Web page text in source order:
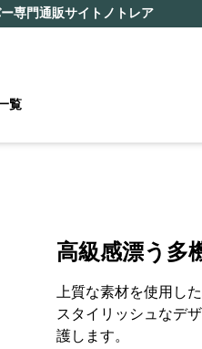
専門通販サイト ノトレア
覧
高級感漂う多
上質な素材を使用し
スタイリッシュなデ
護します。